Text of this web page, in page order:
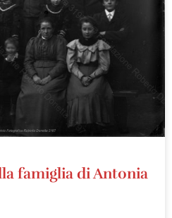
famiglia di Antonia